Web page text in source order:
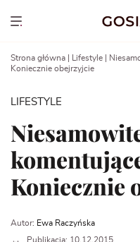
Show menu
Strona główna Lifestyle
Koniecznie obejrzyjcie
LIFESTYLE
Koniecznie
Autor: Ewa Raczyńska
Publikacja: 10.12.2015